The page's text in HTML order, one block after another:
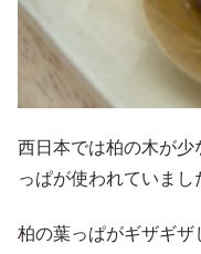
西日本では柏の木が
っぱが使われていまし
柏の葉っぱがギザギザ